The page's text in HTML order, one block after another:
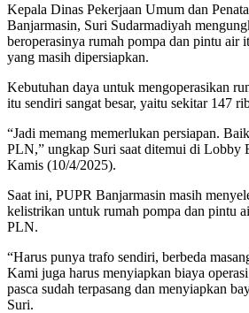
Kepala Dinas Pekerjaan Umum dan
Banjarmasin, Suri Sudarmadiyah
beroperasinya rumah pompa dan pintu air
yang masih dipersiapkan.
Kebutuhan daya untuk mengoperasikan
itu sendiri sangat besar, yaitu sekitar 147
“Jadi memang memerlukan persiapan.
PLN,” ungkap Suri saat ditemui di Lobby
Kamis (10/4/2025).
Saat ini, PUPR Banjarmasin masih
kelistrikan untuk rumah pompa dan pintu
PLN.
“Harus punya trafo sendiri, berbeda
Kami juga harus menyiapkan biaya
pasca sudah terpasang dan menyiapkan
Suri.